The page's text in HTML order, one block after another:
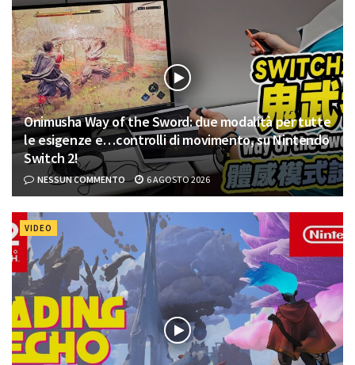
Onimusha Way of the Sword: due modalità per tutte
le esigenze e…controlli di movimento, su Nintendo
Switch 2!
NESSUN COMMENTO 6 AGOSTO 2026
VIDEO